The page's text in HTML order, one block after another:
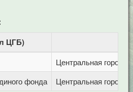
ЦГБ)
Центральная
фонда
Центральная